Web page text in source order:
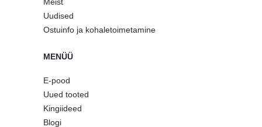
Uudised
Ostuinfo ja kohaletoimetamine
MENÜÜ
E-pood
Uued tooted
Kingiideed
Blogi